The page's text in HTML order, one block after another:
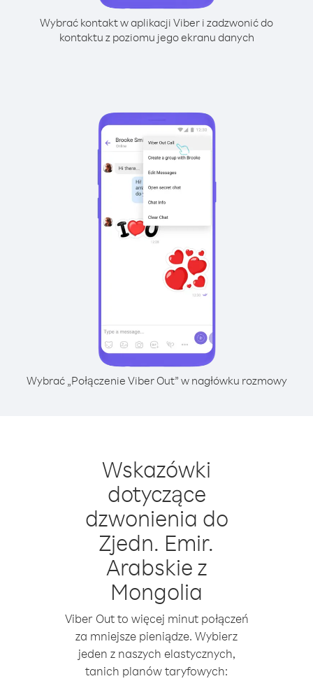
Wybrać kontakt w aplikacji Viber i zadzwonić do
kontaktu z poziomu jego ekranu danych
Wybrać „Połączenie Viber Out” w nagłówku rozmowy
Wskazówki
dotyczące
dzwonienia do
Zjedn. Emir.
Arabskie z
Mongolia
Viber Out to więcej minut połączeń
za mniejsze pieniądze. Wybierz
jeden z naszych elastycznych,
tanich planów taryfowych: